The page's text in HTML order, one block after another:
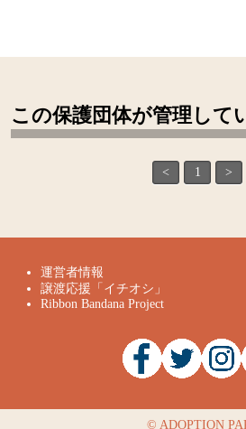
この保護団体が管理して
< 1 >
運営者情報
譲渡応援「イチオシ」
Ribbon Bandana Project
© ADOPTION